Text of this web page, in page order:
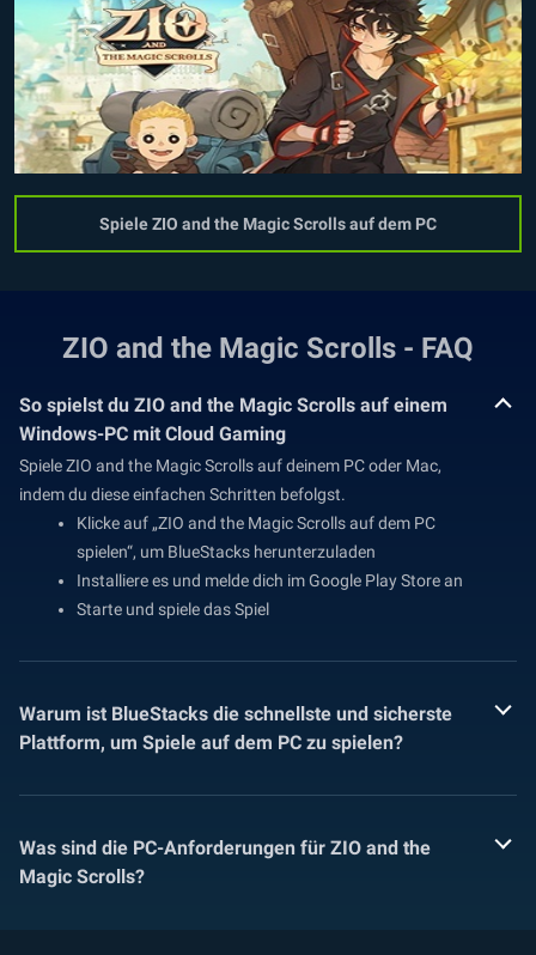
Spiele ZIO and the Magic Scrolls auf dem PC
ZIO and the Magic Scrolls - FAQ
So spielst du ZIO and the Magic Scrolls auf einem
Windows-PC mit Cloud Gaming
Spiele ZIO and the Magic Scrolls auf deinem PC oder Mac,
indem du diese einfachen Schritten befolgst.
Klicke auf „ZIO and the Magic Scrolls auf dem PC
spielen“, um BlueStacks herunterzuladen
Installiere es und melde dich im Google Play Store an
Starte und spiele das Spiel
Warum ist BlueStacks die schnellste und sicherste
Plattform, um Spiele auf dem PC zu spielen?
Was sind die PC-Anforderungen für ZIO and the
Magic Scrolls?